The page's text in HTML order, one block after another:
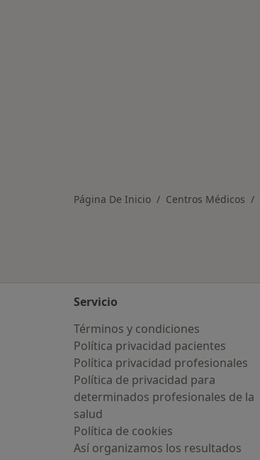
Página De Inicio Centros Médicos
Servicio
Términos y condiciones
Política privacidad pacientes
Política privacidad profesionales
Política de privacidad para
determinados profesionales de la
salud
Política de cookies
Así organizamos los resultados